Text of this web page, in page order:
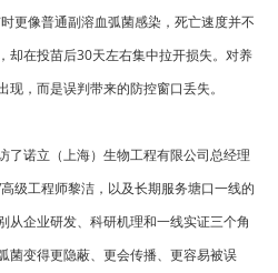
更像普通副溶血弧菌感染，死亡速度并不
却在投苗后30天左右集中拉开损失。对养
，而是误判带来的防控窗口丢失。
了诺立（上海）生物工程有限公司总经理
级工程师黎洁，以及长期服务塘口一线的
从企业研发、科研机理和一线实证三个角
菌变得更隐蔽、更会传播、更容易被误